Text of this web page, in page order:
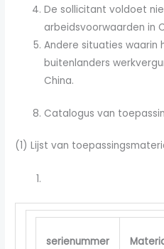
De sollicitant voldoet
arbeidsvoorwaarden in
Andere situaties waarin
buitenlanders
China.
Catalogus van
(1) Lijst van
serienummer